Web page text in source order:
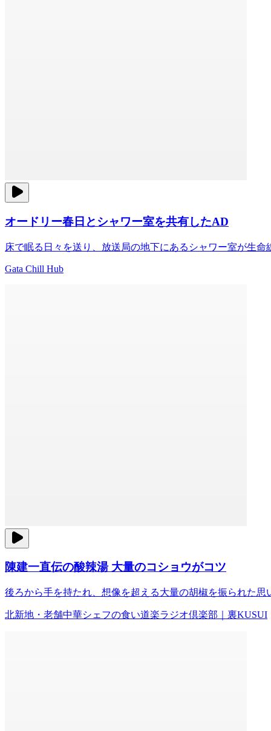
オードリー春日とシャワー室を共有したAD
床で眠る日々を送り、放送局の地下にあるシャワー室が生命
Gata Chill Hub
陳建一直伝の酸辣湯 大量のコショウがコツ
後ろから手を持たれ、想像を超える大量の胡椒を振られた思
北新地・老舗中華シェフの食い道楽ラジオ倶楽部｜裏KUSUI